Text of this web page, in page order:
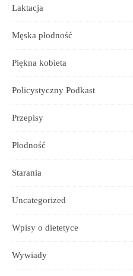
Laktacja
Męska płodność
Piękna kobieta
Policystyczny Podkast
Przepisy
Płodność
Starania
Uncategorized
Wpisy o dietetyce
Wywiady